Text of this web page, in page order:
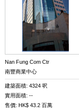
Nan Fung Com Ctr
南豐商業中心
建築面積: 4324 呎
實用面積: --
售價: HK$ 43.2 百萬